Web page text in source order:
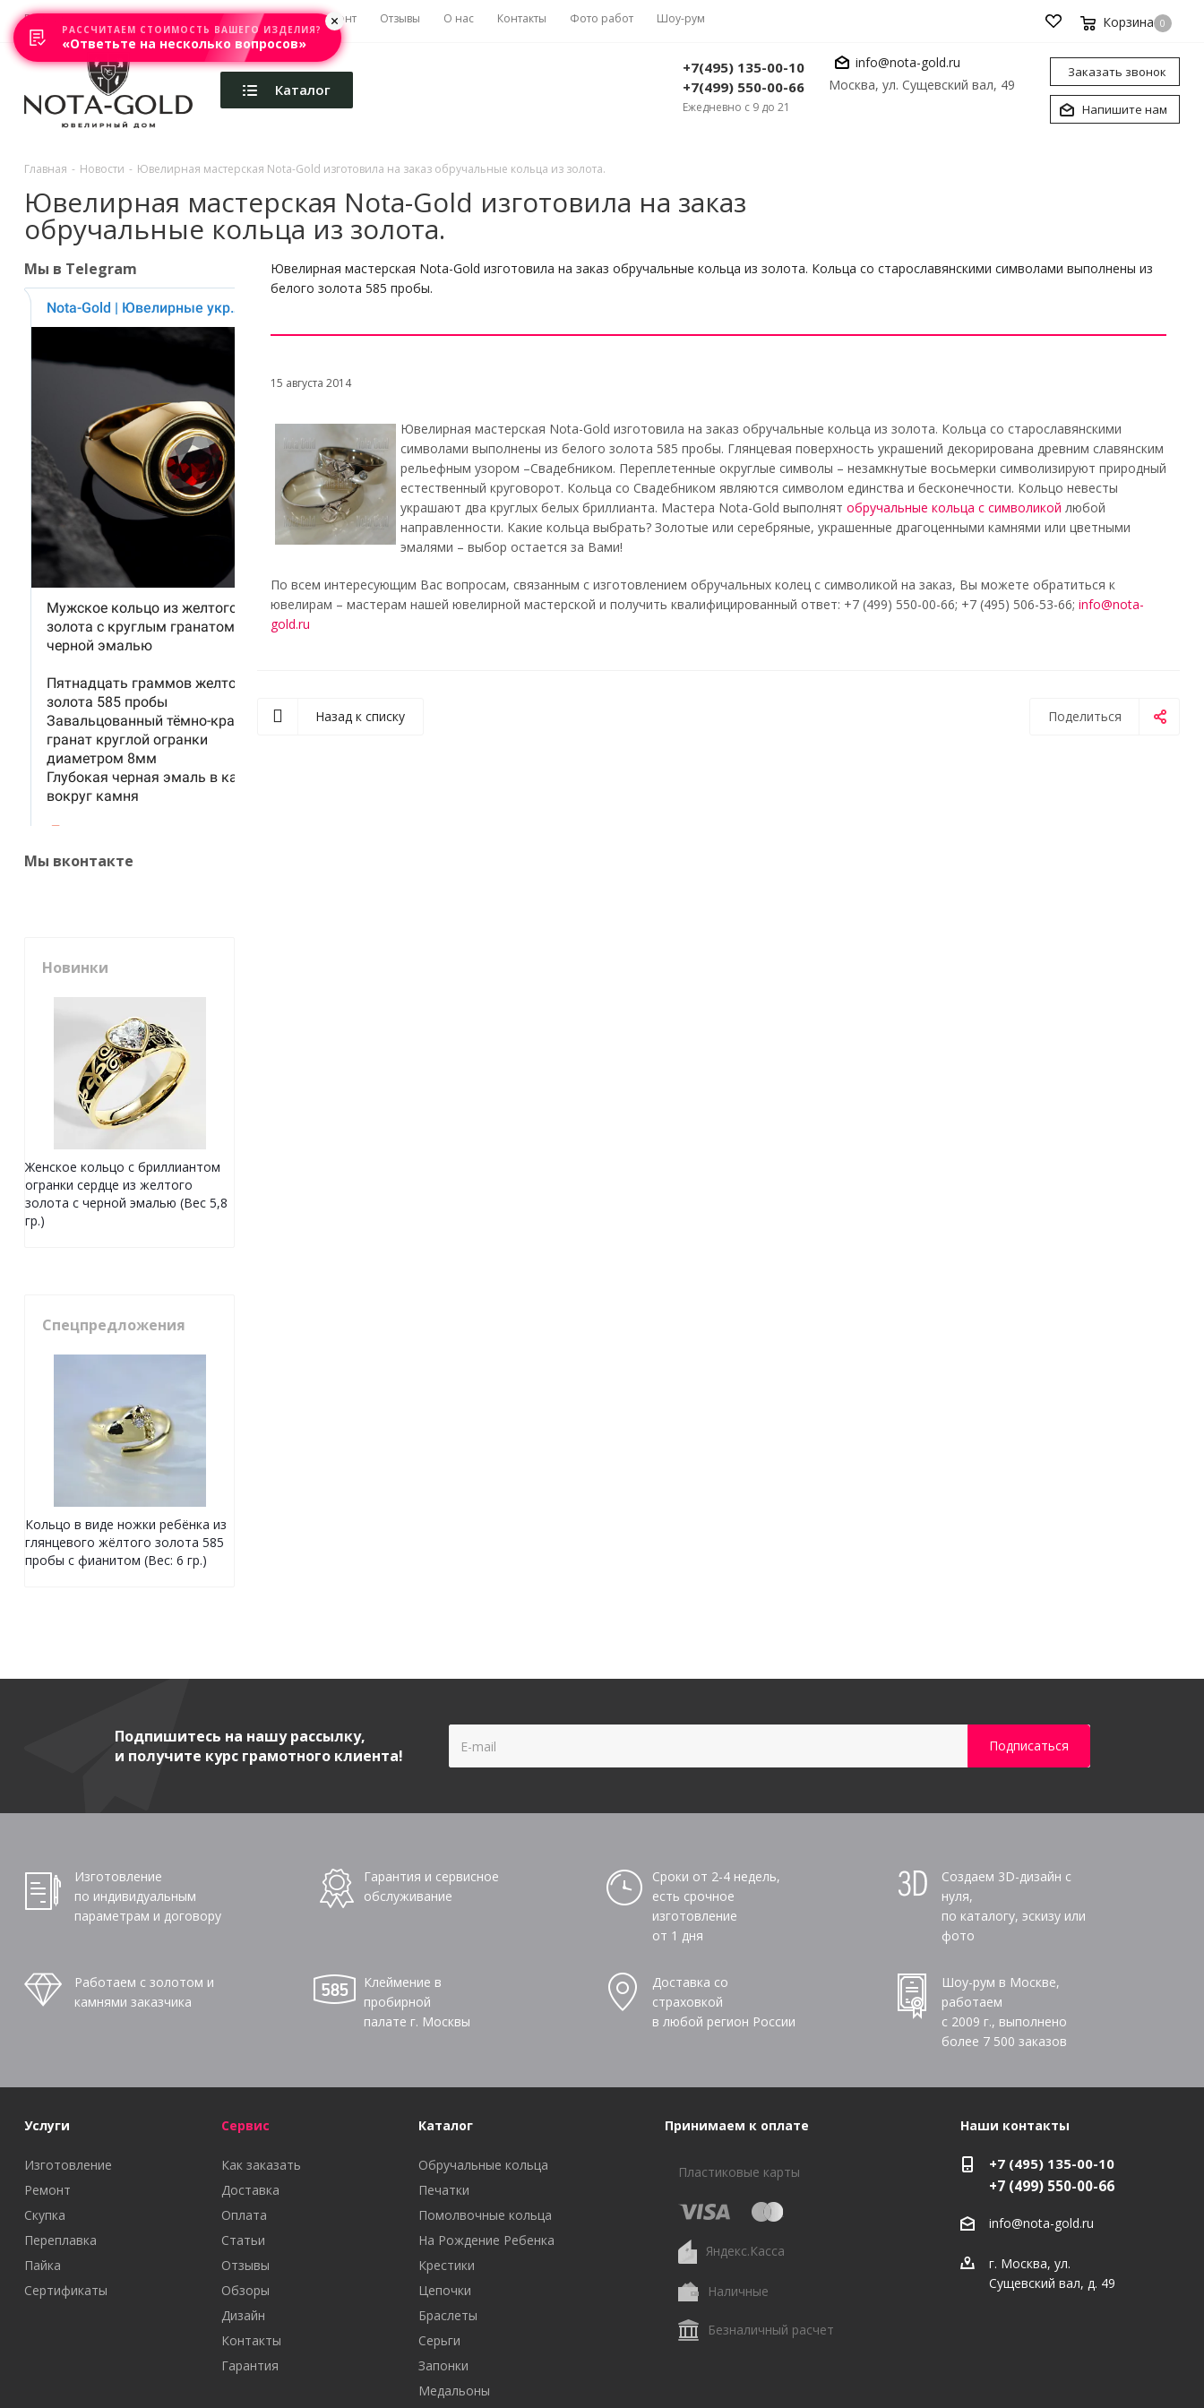
Главная Акции Каталоги Изготовление Ремонт Отзывы О нас Контакты Фото работ Шоу-рум Корзина 0
Каталог
+7(495) 135-00-10
+7(499) 550-00-66
Ежедневно с 9 до 21
info@nota-gold.ru
Москва, ул. Сущевский вал, 49
Заказать звонок
Напишите нам
Главная - Новости - Ювелирная мастерская Nota-Gold изготовила на заказ обручальные кольца из золота.
Ювелирная мастерская Nota-Gold изготовила на заказ
обручальные кольца из золота.
Ювелирная мастерская Nota-Gold изготовила на заказ обручальные кольца из золота. Кольца со старославянскими символами выполнены из
белого золота 585 пробы.
15 августа 2014
Ювелирная мастерская Nota-Gold изготовила на заказ обручальные кольца из золота. Кольца со старославянскими
символами выполнены из белого золота 585 пробы. Глянцевая поверхность украшений декорирована древним славянским
рельефным узором –Свадебником. Переплетенные округлые символы – незамкнутые восьмерки символизируют природный
естественный круговорот. Кольца со Свадебником являются символом единства и бесконечности. Кольцо невесты
украшают два круглых белых бриллианта. Мастера Nota-Gold выполнят обручальные кольца с символикой любой
направленности. Какие кольца выбрать? Золотые или серебряные, украшенные драгоценными камнями или цветными
эмалями – выбор остается за Вами!
По всем интересующим Вас вопросам, связанным с изготовлением обручальных колец с символикой на заказ, Вы можете обратиться к
ювелирам – мастерам нашей ювелирной мастерской и получить квалифицированный ответ: +7 (499) 550-00-66; +7 (495) 506-53-66; info@nota-
gold.ru
Поделиться
Назад к списку
Мы в Telegram
Мы вконтакте
Новинки
Женское кольцо с бриллиантом
огранки сердце из желтого
золота с черной эмалью (Вес 5,8
гр.)
Спецпредложения
Кольцо в виде ножки ребёнка из
глянцевого жёлтого золота 585
пробы с фианитом (Вес: 6 гр.)
Подпишитесь на нашу рассылку,
и получите курс грамотного клиента!
Изготовление
по индивидуальным
параметрам и договору
Гарантия и сервисное
обслуживание
Сроки от 2-4 недель,
есть срочное
изготовление
от 1 дня
Создаем 3D-дизайн с
нуля,
по каталогу, эскизу или
фото
Работаем с золотом и
камнями заказчика
Клеймение в
пробирной
палате г. Москвы
Доставка со
страховкой
в любой регион России
Шоу-рум в Москве,
работаем
с 2009 г., выполнено
более 7 500 заказов
Услуги
Изготовление
Ремонт
Скупка
Переплавка
Пайка
Сертификаты
Сервис
Как заказать
Доставка
Оплата
Статьи
Отзывы
Обзоры
Дизайн
Контакты
Гарантия
Каталог
Обручальные кольца
Печатки
Помолвочные кольца
На Рождение Ребенка
Крестики
Цепочки
Браслеты
Серьги
Запонки
Медальоны
Принимаем к оплате
Пластиковые карты
Яндекс.Касса
Наличные
Безналичный расчет
Наши контакты
+7 (495) 135-00-10
+7 (499) 550-00-66
info@nota-gold.ru
г. Москва, ул.
Сущевский вал, д. 49
РАССЧИТАЕМ СТОИМОСТЬ ВАШЕГО ИЗДЕЛИЯ?
«Ответьте на несколько вопросов»